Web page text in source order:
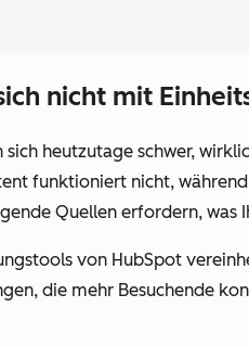
nicht mit
heutzutage schwer,
funktioniert nicht,
Quellen erfordern, was
von HubSpot
die mehr Besuchende